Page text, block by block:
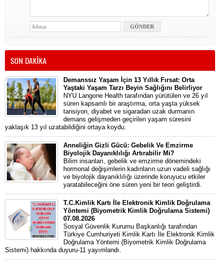
SON DAKİKA
Demanssız Yaşam İçin 13 Yıllık Fırsat: Orta
Yaştaki Yaşam Tarzı Beyin Sağlığını Belirliyor
NYU Langone Health tarafından yürütülen ve 26 yıl
süren kapsamlı bir araştırma, orta yaşta yüksek
tansiyon, diyabet ve sigaradan uzak durmanın
demans gelişmeden geçirilen yaşam süresini
yaklaşık 13 yıl uzatabildiğini ortaya koydu.
Anneliğin Gizli Gücü: Gebelik Ve Emzirme
Biyolojik Dayanıklılığı Artırabilir Mi?
Bilim insanları, gebelik ve emzirme dönemindeki
hormonal değişimlerin kadınların uzun vadeli sağlığı
ve biyolojik dayanıklılığı üzerinde koruyucu etkiler
yaratabileceğini öne süren yeni bir teori geliştirdi.
T.C.Kimlik Kartı İle Elektronik Kimlik Doğrulama
Yöntemi (Biyometrik Kimlik Doğrulama Sistemi)
07.08.2026
Sosyal Güvenlik Kurumu Başkanlığı tarafından
Türkiye Cumhuriyeti Kimlik Kartı İle Elektronik Kimlik
Doğrulama Yöntemi (Biyometrik Kimlik Doğrulama
Sistemi) hakkında duyuru-11 yayımlandı.